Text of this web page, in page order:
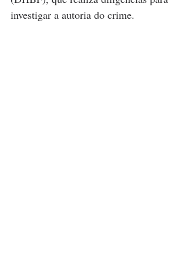
investigar a autoria do crime.